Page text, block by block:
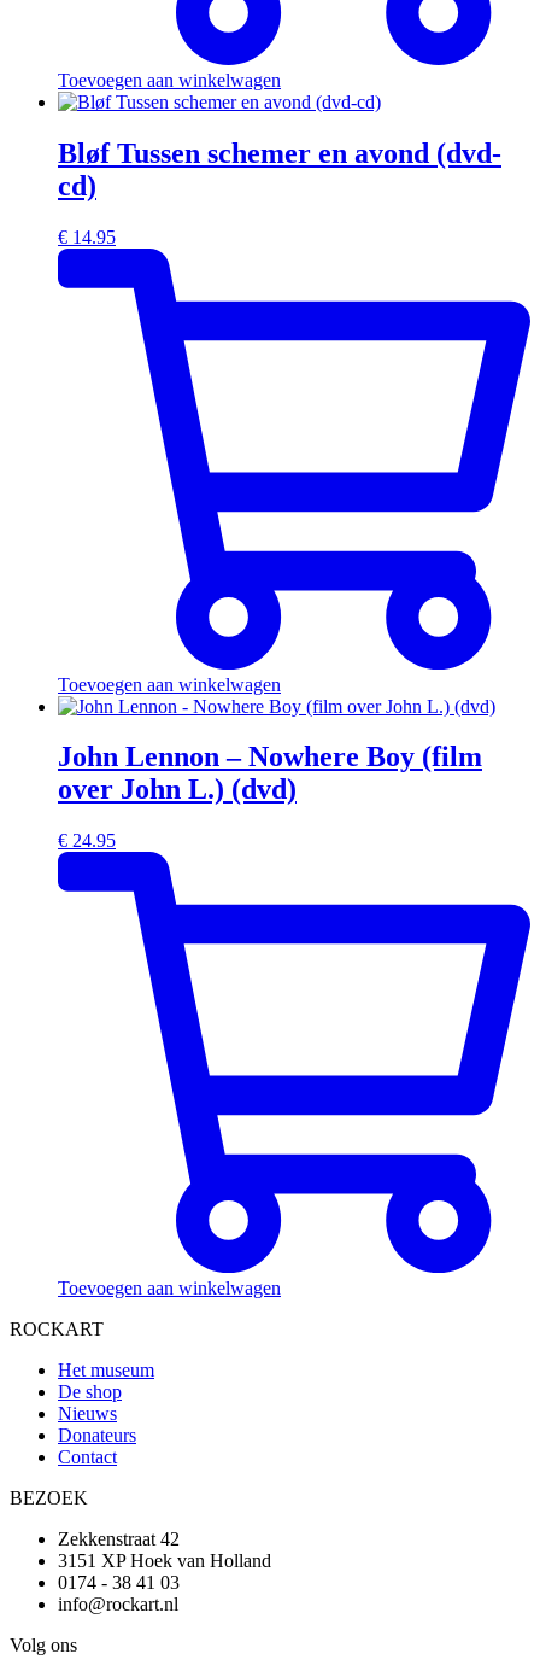
Toevoegen aan winkelwagen
Bløf Tussen schemer en avond (dvd-
cd)
€ 14.95
Toevoegen aan winkelwagen
John Lennon – Nowhere Boy (film
over John L.) (dvd)
€ 24.95
Toevoegen aan winkelwagen
ROCKART
Het museum
De shop
Nieuws
Donateurs
Contact
BEZOEK
Zekkenstraat 42
3151 XP Hoek van Holland
0174 - 38 41 03
info@rockart.nl
Volg ons